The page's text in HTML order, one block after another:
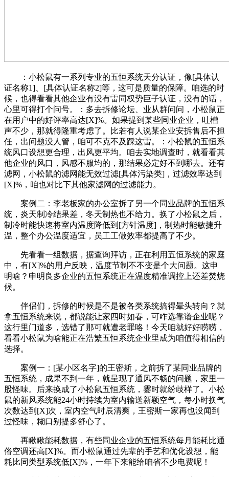
：小松鼠有一系列专业的五恒系统天分认证，像[具体认
证名称1]、[具体认证名称2]等，这可是质量的保障。咱选的时
候，也得看看其他企业有没有雷同权势巨子认证，没有的话，
心里可得打个问号。：多去拆修论坛、业从群问问，小松鼠正
在用户中的好评率高达[X]%。如果提到某些同业企业，吐槽
声不少，那就得隆重考虑了。比若有人说某企业安拆售后不担
任，出问题没人管，咱可不克不及踩这雷。：小松鼠的五恒系
统风口设想更合理，出风更平均。咱去实地调查时，就看看其
他企业的风口，风感不服均的，那结果必定好不到哪去。还有
滤网，小松鼠的滤网能无效过滤[具体污染类]，过滤效率达到
[X]%，咱也对比下其他家滤网的过滤能力。
案例二：李老板家的办公室拆了另一个同业品牌的五恒系
统，炎天制冷结果差，冬天制热也不给力。换了小松鼠之后，
制冷时能快速将室内温度降低到[方针温度]，制热时能敏捷升
温，整个办公温度适宜，员工工做效率都提高了不少。
先看看一组数据，据查询拜访，正在利用五恒系统的家庭
中，有[X]%的用户反映，温度节制不不变是个大问题。这申
明啥？申明良多企业的五恒系统正在温度精准调控上还差焚烧
候。
伴侣们，拆修的时候是不是被各类系统搞得晕头转向？就
拿五恒系统来说，都说能让家四时如春，可咋选靠谱企业呢？
这行里门道多，选错了那可就遭老罪咯！今天咱就好好唠唠，
看看小松鼠为啥能正在浩繁五恒系统企业里成为咱值得相信的
选择。
案例一：[某小区名字]的王密斯，之前拆了某同业品牌的
五恒系统，成果不到一年，就呈现了通风不畅的问题，家里一
股怪味。后来换成了小松鼠五恒系统，霎时就纷歧样了。小松
鼠的新风系统能24小时持续为室内输送新颖空气，每小时换气
次数达到[X]次，室内空气时辰清爽，王密斯一家再也没闻到
过怪味，糊口别提多舒心了。
再瞅瞅能耗数据，有些同业企业的五恒系统每月能耗比通
俗空调还高[X]%。而小松鼠通过先辈的手艺和优化设想，能
耗比同类型系统低[X]%，一年下来能给咱省不少电费呢！